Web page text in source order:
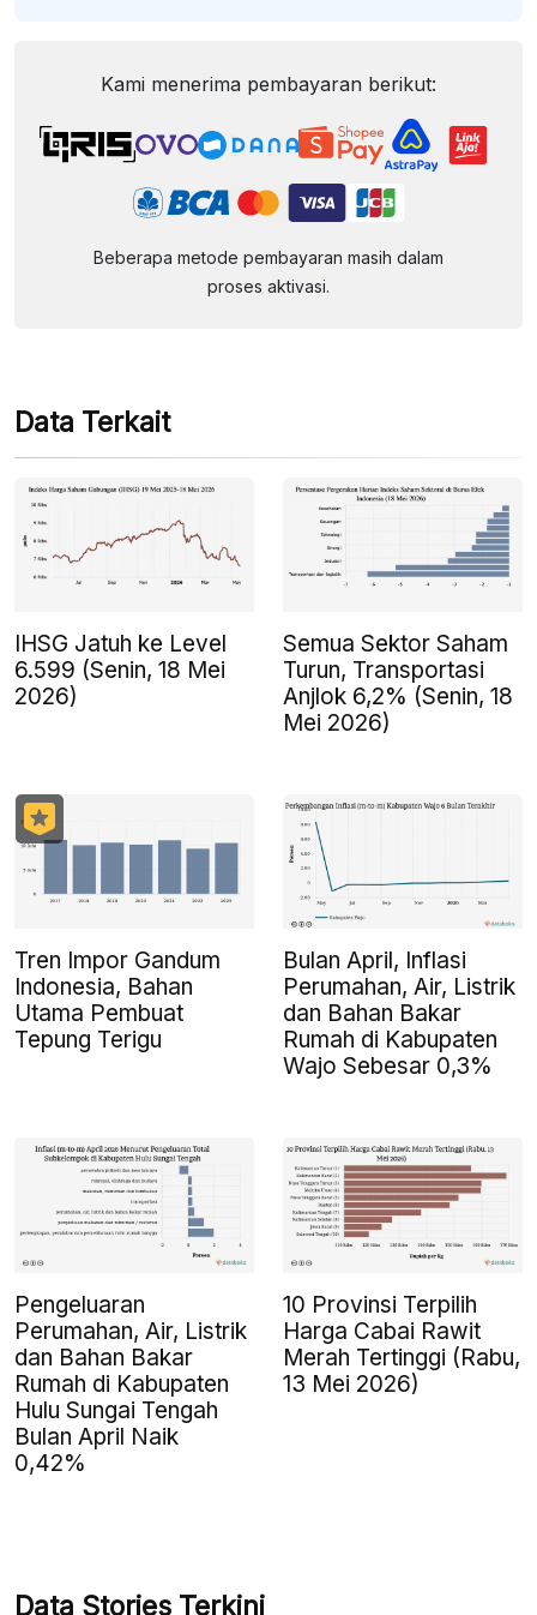
Kami menerima pembayaran berikut:
Beberapa metode pembayaran masih dalam
proses aktivasi.
Data Terkait
IHSG Jatuh ke Level
6.599 (Senin, 18 Mei
2026)
Semua Sektor Saham
Turun, Transportasi
Anjlok 6,2% (Senin, 18
Mei 2026)
Tren Impor Gandum
Indonesia, Bahan
Utama Pembuat
Tepung Terigu
Bulan April, Inflasi
Perumahan, Air, Listrik
dan Bahan Bakar
Rumah di Kabupaten
Wajo Sebesar 0,3%
Pengeluaran
Perumahan, Air, Listrik
dan Bahan Bakar
Rumah di Kabupaten
Hulu Sungai Tengah
Bulan April Naik
0,42%
10 Provinsi Terpilih
Harga Cabai Rawit
Merah Tertinggi (Rabu,
13 Mei 2026)
Data Stories Terkini